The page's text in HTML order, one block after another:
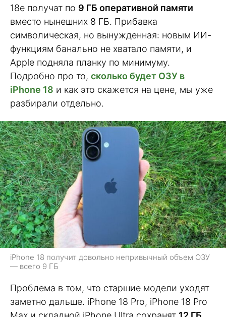
18e получат по 9 ГБ оперативной памяти
вместо нынешних 8 ГБ. Прибавка
символическая, но вынужденная: новым ИИ-
функциям банально не хватало памяти, и
Apple подняла планку по минимуму.
Подробно про то, сколько будет ОЗУ в
iPhone 18 и как это скажется на цене, мы уже
разбирали отдельно.
iPhone 18 получит довольно непривычный объем ОЗУ
— всего 9 ГБ
Проблема в том, что старшие модели уходят
заметно дальше. iPhone 18 Pro, iPhone 18 Pro